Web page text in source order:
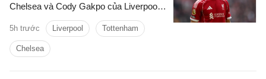
Chelsea và Cody Gakpo của Liverpool
nằm trong danh sách chuyển nhượng
5h trước Liverpool Tottenham
Chelsea